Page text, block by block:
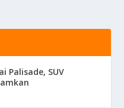
Palisade, SUV